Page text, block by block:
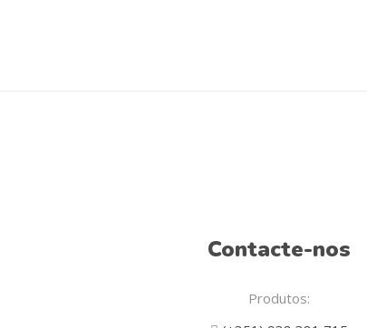
Contacte-nos
Produtos: